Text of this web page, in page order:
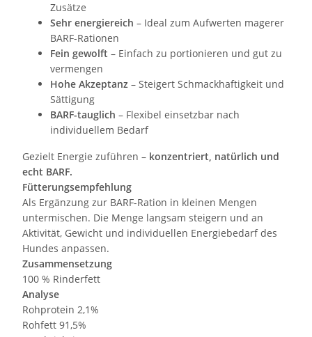
Zusätze
Sehr energiereich – Ideal zum Aufwerten magerer
BARF-Rationen
Fein gewolft – Einfach zu portionieren und gut zu
vermengen
Hohe Akzeptanz – Steigert Schmackhaftigkeit und
Sättigung
BARF-tauglich – Flexibel einsetzbar nach
individuellem Bedarf
Gezielt Energie zuführen – konzentriert, natürlich und
echt BARF.
Fütterungsempfehlung
Als Ergänzung zur BARF-Ration in kleinen Mengen
untermischen. Die Menge langsam steigern und an
Aktivität, Gewicht und individuellen Energiebedarf des
Hundes anpassen.
Zusammensetzung
100 % Rinderfett
Analyse
Rohprotein 2,1%
Rohfett 91,5%